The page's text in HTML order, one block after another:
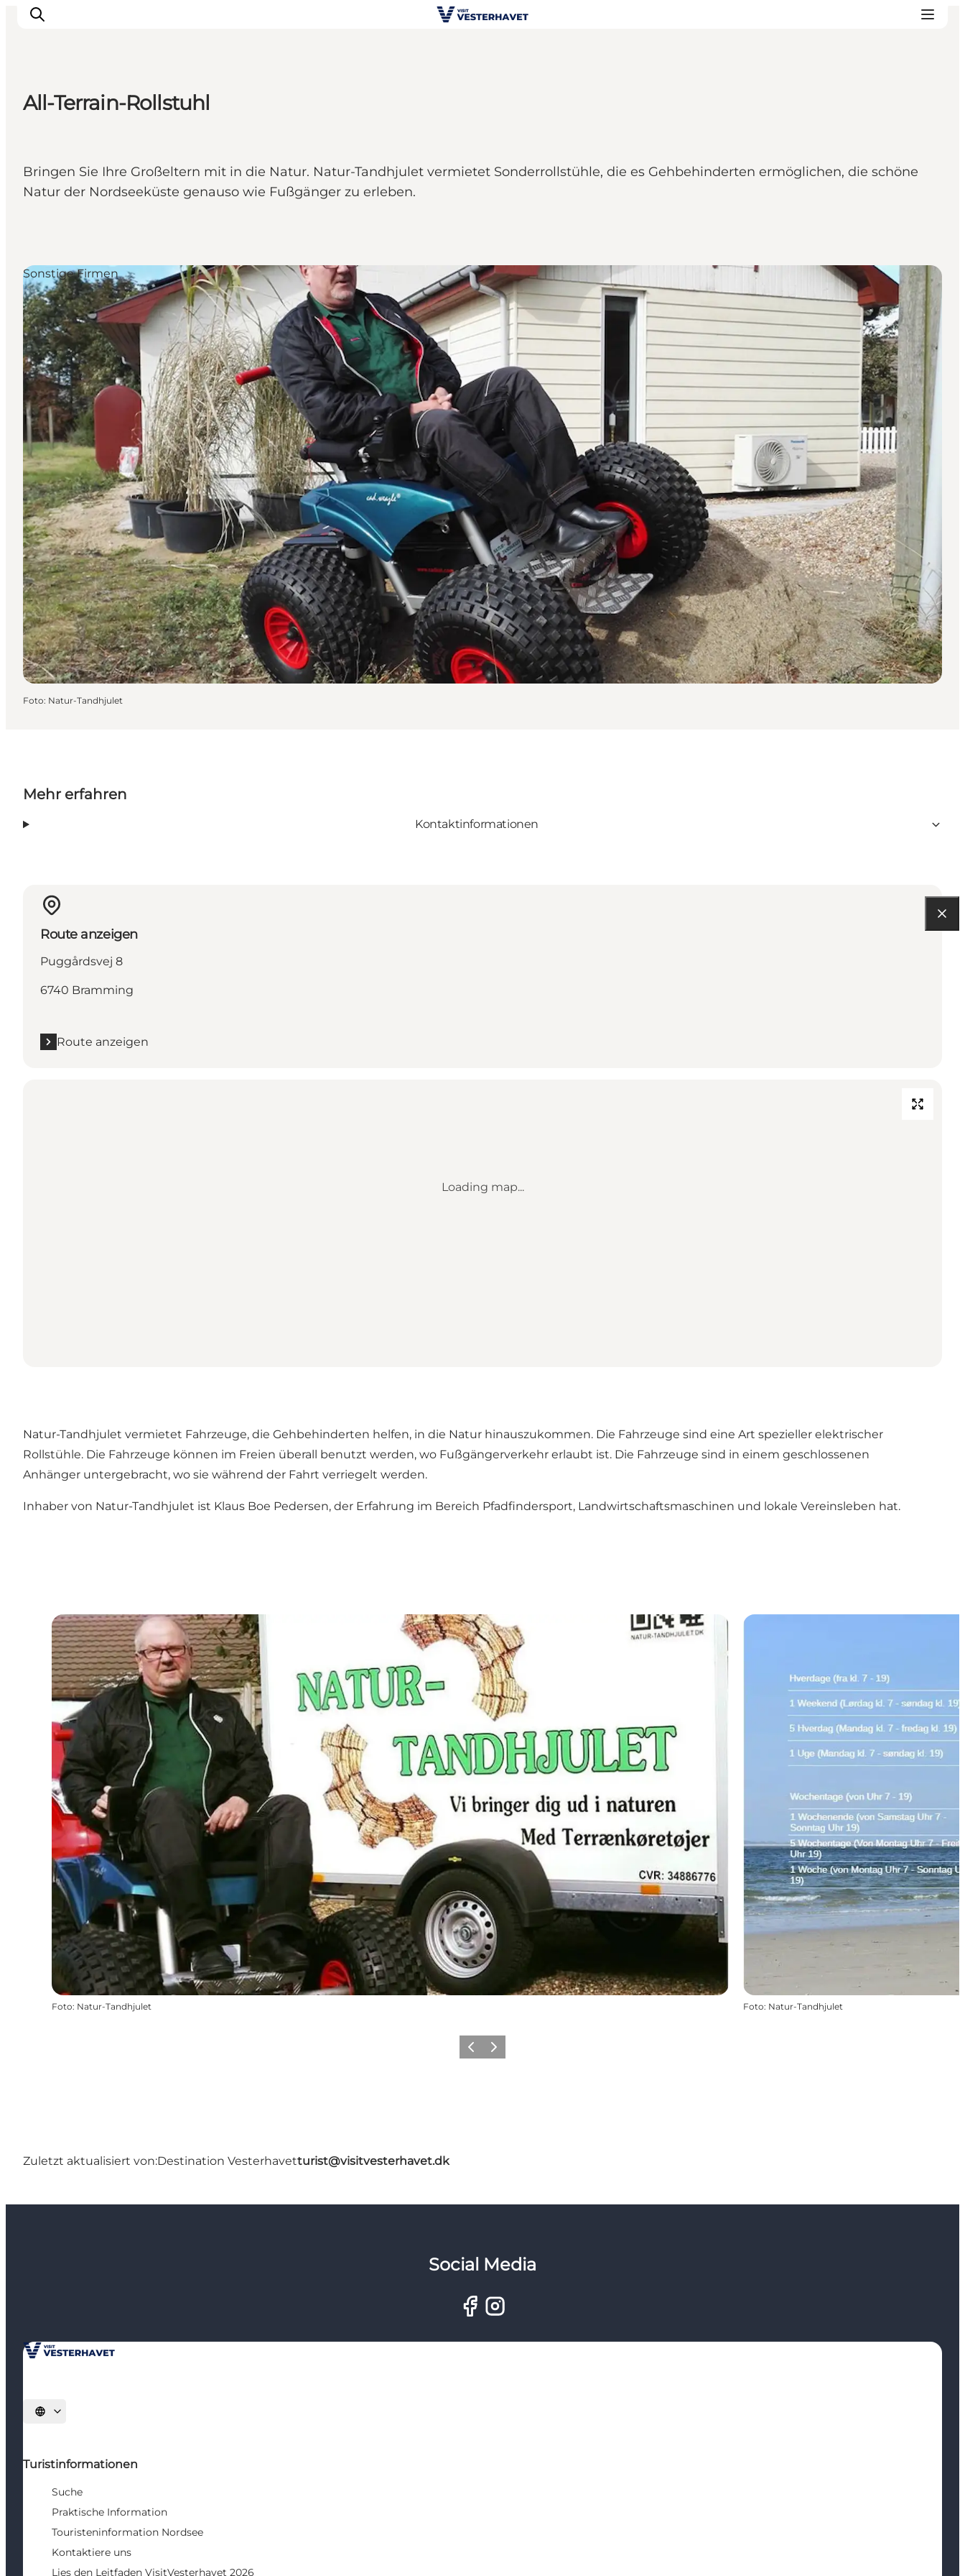
Unsere Städte
Essen & Übernachtung
All-Terrain-Rollstuhl
Bringen Sie Ihre Großeltern mit in die Natur. Natur-Tandhjulet vermietet Sonderrollstühle, die es Gehbehinderten ermöglichen, die schöne
Natur der Nordseeküste genauso wie Fußgänger zu erleben.
Sonstige Firmen
Foto: Natur-Tandhjulet
Mehr erfahren
Kontaktinformationen
Route anzeigen
Puggårdsvej 8
6740 Bramming
Route anzeigen
Loading map...
Natur-Tandhjulet vermietet Fahrzeuge, die Gehbehinderten helfen, in die Natur hinauszukommen. Die Fahrzeuge sind eine Art spezieller elektrischer
Rollstühle. Die Fahrzeuge können im Freien überall benutzt werden, wo Fußgängerverkehr erlaubt ist. Die Fahrzeuge sind in einem geschlossenen
Anhänger untergebracht, wo sie während der Fahrt verriegelt werden.
Inhaber von Natur-Tandhjulet ist Klaus Boe Pedersen, der Erfahrung im Bereich Pfadfindersport, Landwirtschaftsmaschinen und lokale Vereinsleben hat.
Foto: Natur-Tandhjulet Foto: Natur-Tandhjulet
ZurückWeiter
Zuletzt aktualisiert von:Destination Vesterhavetturist@visitvesterhavet.dk
Social Media
Sprache auswählen
Turistinformationen
Suche
Praktische Information
Touristeninformation Nordsee
Kontaktiere uns
Lies den Leitfaden VisitVesterhavet 2026